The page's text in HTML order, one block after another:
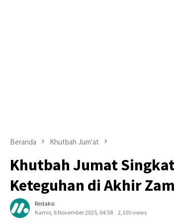
Beranda Khutbah Jum'at
Khutbah Jumat
Keteguhan di Akhir
Redaksi
Kamis, 6 November 2025, 04:58
2,105 views